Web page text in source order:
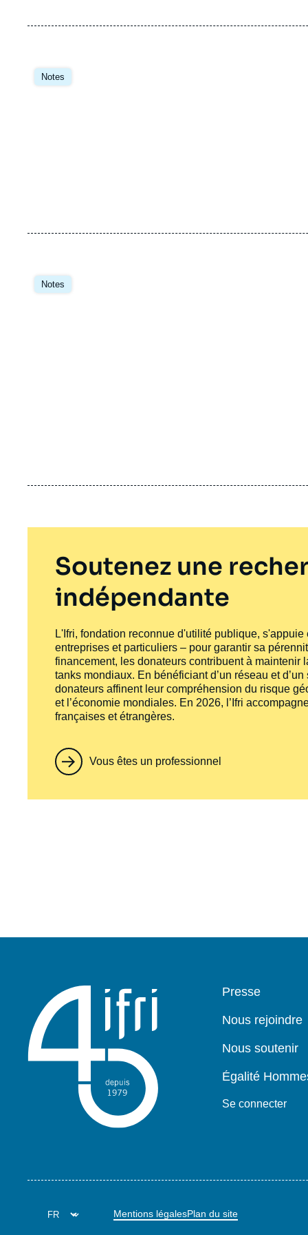
Notes
Image
principale
Notes
Image
principale
Soutenez une
indépendante
L'Ifri, fondation reconnue d'utilité publique,
entreprises et particuliers – pour garantir sa
financement, les donateurs contribuent à maintenir
tanks mondiaux. En bénéficiant d’un réseau et
donateurs affinent leur compréhension du risque
et l’économie mondiales. En 2026, l’Ifri
françaises et étrangères.
Vous êtes un professionnel
Pied
Presse
Nous rejoindre
Nous soutenir
Égalité
Se connecter
Mentions légalesPlan du site